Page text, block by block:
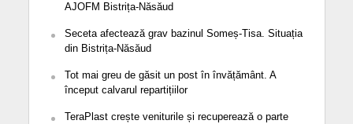
AJOFM Bistrița-Năsăud
Seceta afectează grav bazinul Someș-Tisa. Situația
din Bistrița-Năsăud
Tot mai greu de găsit un post în învățământ. A
început calvarul repartițiilor
TeraPlast crește veniturile și recuperează o parte